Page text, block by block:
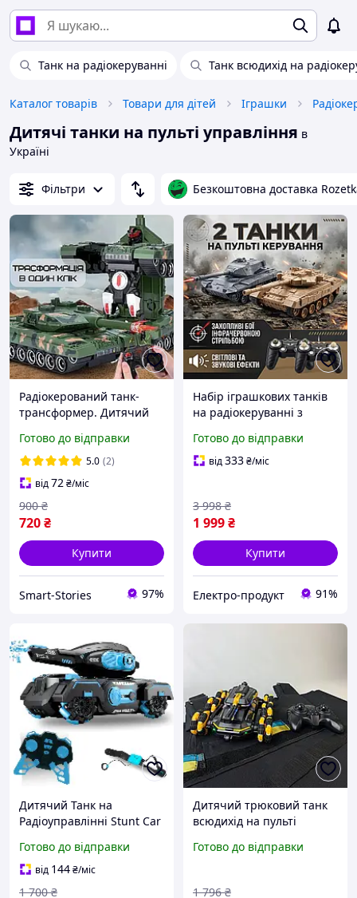
Танк на радіокеруванні Танк всюдихід на
Каталог товарів Товари для дітей Іграшки
Дитячі танки на пульті управління в
Україні
Фільтри Безкоштовна доставка
Радіокерований танк-
трансформер. Дитячий
зі світлом і звуком.
Іграшка робот-танк
Готово до відправки
5.0 (2)
від72₴/міс
720₴
900 ₴
Купити
Smart-Stories 97%
Набір іграшкових танків
на радіокеруванні з
бою дитячий танк на
пульті дистанційного
Готово до відправки
від333₴/міс
1 999₴
3 998 ₴
Купити
Електро-продукт 91%
Дитячий Танк на
Радіоуправлінні Stunt Car
Управління Жестами та
Пультом + Світло Музика
та LED Підсвічування
Готово до відправки
від 144₴/міс
1 700 ₴
Дитячий трюковий танк
всюдихід на пульті
радіокерована машинка
дистанційним
Готово до відправки
1 796 ₴